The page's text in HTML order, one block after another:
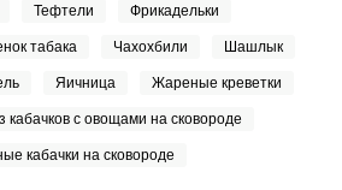
Тефтели Фрикадельки
табака Чахохбили Шашлык
Яичница Жареные креветки
кабачков с овощами на сковороде
кабачки на сковороде